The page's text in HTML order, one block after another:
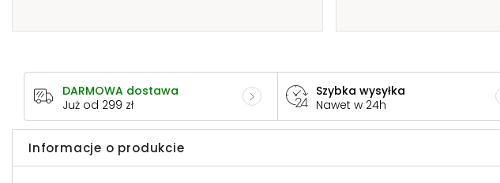
DARMOWA dostawa
Już od 299 zł
Szybka wysyłka
Nawet w 24h
Informacje o produkcie